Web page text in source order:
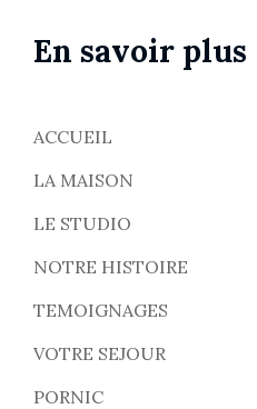
En savoir plus
ACCUEIL
LA MAISON
LE STUDIO
NOTRE HISTOIRE
TEMOIGNAGES
VOTRE SEJOUR
PORNIC